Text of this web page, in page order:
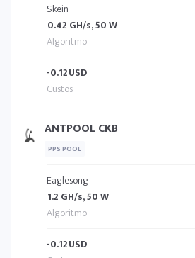
Skein
0.42 GH/s, 50 W
-0.12USD
ANTPOOL CKB
PPS POOL
Eaglesong
1.2 GH/s, 50 W
-0.12USD